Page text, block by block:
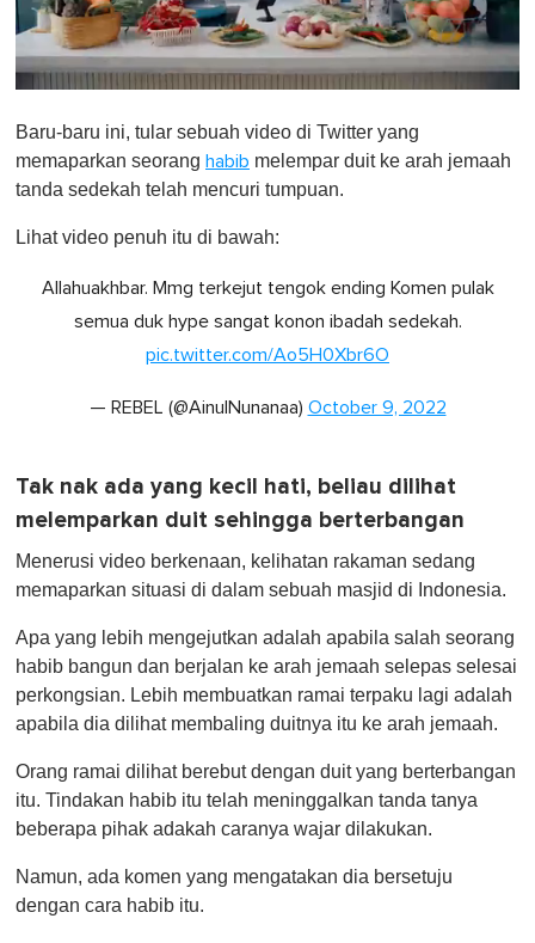
f
1
i
u
Baru-baru ini, tular sebuah video di Twitter yang
memaparkan seorang habib melempar duit ke arah jemaah
tanda sedekah telah mencuri tumpuan.
Lihat video penuh itu di bawah:
Allahuakhbar. Mmg terkejut tengok ending Komen pulak
semua duk hype sangat konon ibadah sedekah.
pic.twitter.com/Ao5H0Xbr6O
— REBEL (@AinulNunanaa) October 9, 2022
Tak nak ada yang kecil hati, beliau dilihat
melemparkan duit sehingga berterbangan
Menerusi video berkenaan, kelihatan rakaman sedang
memaparkan situasi di dalam sebuah masjid di Indonesia.
Apa yang lebih mengejutkan adalah apabila salah seorang
habib bangun dan berjalan ke arah jemaah selepas selesai
perkongsian. Lebih membuatkan ramai terpaku lagi adalah
apabila dia dilihat membaling duitnya itu ke arah jemaah.
Orang ramai dilihat berebut dengan duit yang berterbangan
itu. Tindakan habib itu telah meninggalkan tanda tanya
beberapa pihak adakah caranya wajar dilakukan.
Namun, ada komen yang mengatakan dia bersetuju
dengan cara habib itu.